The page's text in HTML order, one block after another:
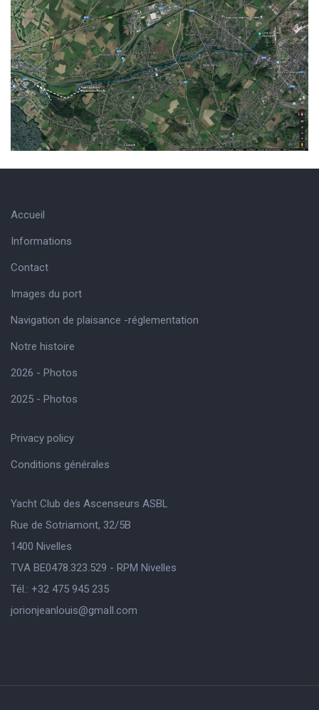
Accueil
Informations
Contact
Images du port
Navigation de plaisance -réglementation
Notre histoire
2026 - Photos
2025 - Photos
Privacy policy
Conditions générales
Yacht Club des Ascenseurs ASBL
Rue de Sotriamont, 32/5B
1400 Nivelles
TVA BE0478.323.529 - RPM Nivelles
Tél.: +32 475 945 235
jorionjeanlouis@gmaIl.com